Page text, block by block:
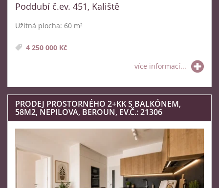
Poddubí č.ev. 451, Kaliště
Užitná plocha: 60 m²
4 250 000 Kč
více informací...
PRODEJ PROSTORNÉHO 2+KK S BALKÓNEM,
58M2, NEPILOVA, BEROUN, EV.Č.: 21306